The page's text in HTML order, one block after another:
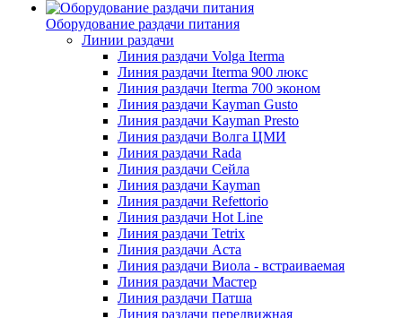
Оборудование раздачи питания
Линии раздачи
Линия раздачи Volga Iterma
Линия раздачи Iterma 900 люкс
Линия раздачи Iterma 700 эконом
Линия раздачи Kayman Gusto
Линия раздачи Kayman Presto
Линия раздачи Волга ЦМИ
Линия раздачи Rada
Линия раздачи Сейла
Линия раздачи Kayman
Линия раздачи Refettorio
Линия раздачи Hot Line
Линия раздачи Tetrix
Линия раздачи Аста
Линия раздачи Виола - встраиваемая
Линия раздачи Мастер
Линия раздачи Патша
Линия раздачи передвижная